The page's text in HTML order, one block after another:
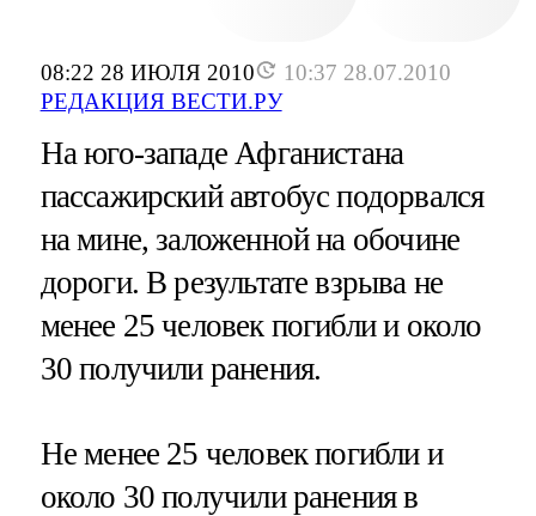
08:22 28 ИЮЛЯ 2010
10:37 28.07.2010
РЕДАКЦИЯ ВЕСТИ.РУ
На юго-западе Афганистана
пассажирский автобус подорвался
на мине, заложенной на обочине
дороги. В результате взрыва не
менее 25 человек погибли и около
30 получили ранения.
Не менее 25 человек погибли и
около 30 получили ранения в